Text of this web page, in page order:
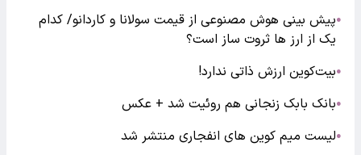
●پیش بینی هوش مصنوعی از قیمت سولانا و کاردانو/ کدام
یک از ارز ها ثروت ساز است؟
●بیت‌کوین ارزش ذاتی ندارد!
●بانک بابک زنجانی هم روئیت شد + عکس
●لیست میم کوین های انفجاری منتشر شد